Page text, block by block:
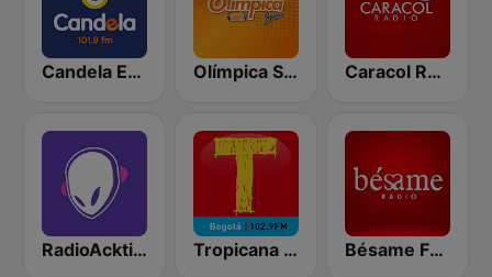
Candela Estereo 101.9 FM Olímpica Stereo Bogotá 105.9 FM Caracol Radio Medellín
RadioAcktiva Bogotá Tropicana Bogotá Bésame FM Bogotá